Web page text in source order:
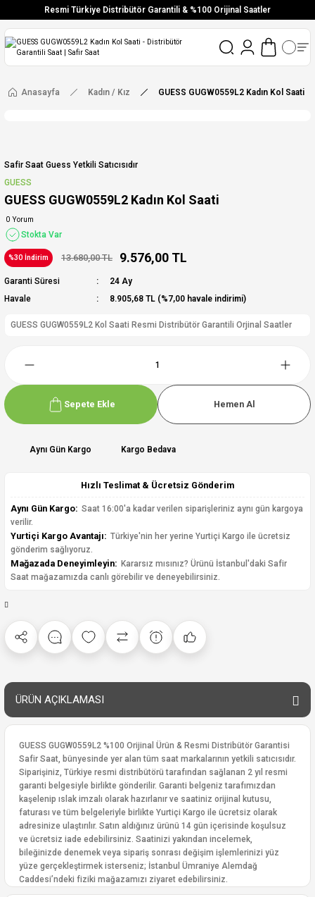
Resmi Türkiye Distribütör Garantili & %100 Orijinal Saatler
Vade Farksız 6 Taksit
Ücretsiz Kargo
Anasayfa Kadın / Kız GUESS GUGW0559L2 Kadın Kol Saati
Safir Saat Guess Yetkili Satıcısıdır
GUESS
GUESS GUGW0559L2 Kadın Kol Saati
0 Yorum
Stokta Var
%30 İndirim 13.680,00 TL 9.576,00 TL
Garanti Süresi
24 Ay
Havale
8.905,68 TL (%7,00 havale indirimi)
GUESS GUGW0559L2 Kol Saati Resmi Distribütör Garantili Orjinal Saatler
Sepete Ekle Hemen Al
Aynı Gün Kargo Kargo Bedava
Hızlı Teslimat & Ücretsiz Gönderim
Aynı Gün Kargo: Saat 16:00'a kadar verilen siparişleriniz aynı gün kargoya
verilir.
Yurtiçi Kargo Avantajı: Türkiye'nin her yerine Yurtiçi Kargo ile ücretsiz
gönderim sağlıyoruz.
Mağazada Deneyimleyin: Kararsız mısınız? Ürünü İstanbul'daki Safir
Saat mağazamızda canlı görebilir ve deneyebilirsiniz.
ÜRÜN AÇIKLAMASI
GUESS GUGW0559L2 %100 Orijinal Ürün & Resmi Distribütör Garantisi
Safir Saat, bünyesinde yer alan tüm saat markalarının yetkili satıcısıdır.
Siparişiniz, Türkiye resmi distribütörü tarafından sağlanan 2 yıl resmi
garanti belgesiyle birlikte gönderilir. Garanti belgeniz tarafımızdan
kaşelenip ıslak imzalı olarak hazırlanır ve saatiniz orijinal kutusu,
faturası ve tüm belgeleriyle birlikte Yurtiçi Kargo ile ücretsiz olarak
adresinize ulaştırılır. Satın aldığınız ürünü 14 gün içerisinde koşulsuz
ve ücretsiz iade edebilirsiniz. Saatinizi yakından incelemek,
bileğinizde denemek veya sipariş sonrası değişim işlemlerinizi yüz
yüze gerçekleştirmek isterseniz; İstanbul Ümraniye Alemdağ
Caddesi’ndeki fiziki mağazamızı ziyaret edebilirsiniz.